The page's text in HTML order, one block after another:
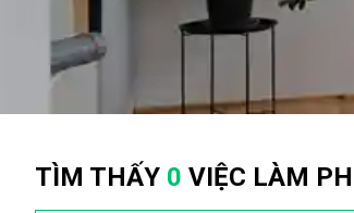
TÌM THẤY 0 VIỆC LÀM